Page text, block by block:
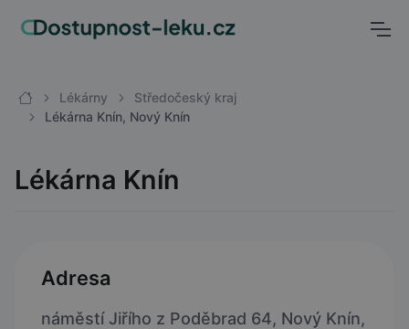
Lékárny
Středočeský kraj
Lékárna Knín, Nový Knín
Lékárna Knín
Adresa
náměstí Jiřího z Poděbrad 64, Nový Knín,